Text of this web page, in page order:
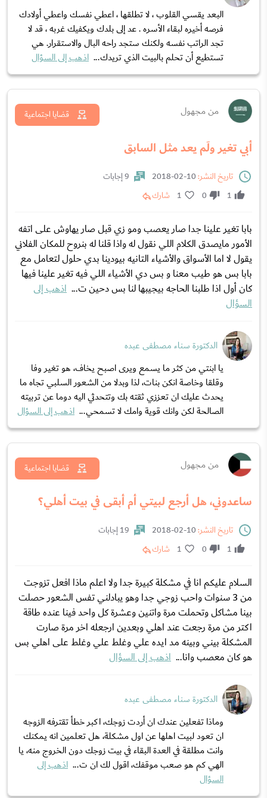
البعد يقسي القلوب ، لا تطلقها ، اعطي نفسك واعطي أولادك
فرصه أخيره لبقاء الأسره . عد إلى بلدك ويكفيك غربه ، قد لا
تجد الراتب نفسه ولكنك ستجد راحه البال والاستقرار. هي
تستطيع أن تحلم بالبيت الذي تريدك... اذهب إلى السؤال
من مجهول
أبي تغير ولَم يعد مثل السابق
قضايا اجتماعية
تاريخ النشر:
9 إجابات
1
0
1 شارك
بابا تغير علينا جدا صار يعصب ومو زي قبل صار يهاوش على اتفه
الأمور مايصدق الكلام اللي نقول له واذا قلنا له بنروح للمكان الفلاني
يقول لا اما الأسواق والأشياء التانيه بيودينا بدي حلول لتعامل مع
بابا بس هو طيب معنا و بس دي الأشياء اللي فيه تغير علينا فيها
كان أول اذا طلبنا الحاجه بيجيبها لنا بس دحين ت... اذهب إلى
السؤال
الدكتورة سناء مصطفى عبده
يا ابنتي من كثر ما يسمع ويرى اصبح يخاف، هو تغير وفا
وقلقا وخاصة انكن بنات، لذا وبدلا من الشعور السلبي تجاه ما
يحدث عليك ان تعززي ثقته بك وتتحدثي اليه دوما عن تربيته
الصالحة لكن وانك قوية وامك لا تسمحي... اذهب إلى السؤال
من مجهول
ساعدوني، هل أرجع لبيتي أم أبقى في بيت أهلي؟
قضايا اجتماعية
تاريخ النشر:
19 إجابات
1
0
1 شارك
السلام عليكم انا في مشكلة كبيرة جدا ولا اعلم ماذا افعل تزوجت
من 3 سنوات واحب زوجي جدا وهو يبادلني تفس الشعور حصلت
بينا مشاكل وتحملت مرة واتنين وعشرة كل واحد فينا عنده طاقة
اكتر من مرة رجعت عند اهلي وبعدين ارجعله اخر مرة صارت
المشكلة بيني وبينه مد ايده علي وغلط علي وغلط على اهلي بس
هو كان معصب وانا... اذهب إلى السؤال
الدكتورة سناء مصطفى عبده
وماذا تفعلين عندك ان أردت زوجك، اكبر خطأ تقترفه الزوجه
ان تعود لبيت اهلها عن اول مشكلة، هل تعلمين انه يمكنك
وانت مطلقة في العدة البقاء في بيت زوجك دون الخروج منه، يا
الهي كم هو صعب موقفك، اقول لك ان ت... اذهب إلى
السؤال